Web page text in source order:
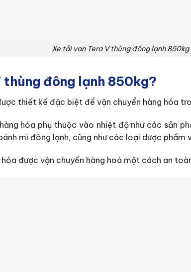
Xe tải van Tera V thùng đông lạnh 850kg
thùng đông lạnh 850kg?
thiết kế đặc biệt để vận chuyển hàng hóa
hóa phụ thuộc vào nhiệt độ như các sản
mì đông lạnh, cũng như các loại dược
được vận chuyển hàng hoá một cách an